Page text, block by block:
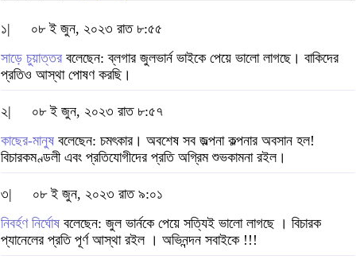
১|
০৮ ই জুন, ২০২৩ রাত ৮:৫৫
সাড়ে চুয়াত্তর বলেছেন: ব্লগার জুলভার্ন ভাইকে পেয়ে ভালো লাগছে। বাকিদের
প্রতিও আস্থা পোষণ করছি।
২|
০৮ ই জুন, ২০২৩ রাত ৮:৫৭
কাছের-মানুষ বলেছেন: চমৎকার। অবশেষ সব জল্পনা কল্পনার অবসান হল!
বিচারকমণ্ডলী এবং প্রতিযোগীদের প্রতি অগ্রিম শুভকামনা রইল।
৩|
০৮ ই জুন, ২০২৩ রাত ৯:০১
নিবর্হণ নির্ঘোষ বলেছেন: জুল ভার্নকে পেয়ে সত্যিই ভালো লাগছে । বিচারক
প্যানেলের প্রতি পূর্ণ আস্থা রইল । অভিনন্দন সবাইকে !!!